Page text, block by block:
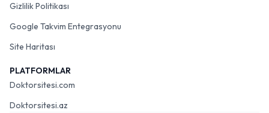
Gizlilik Politikası
Google Takvim Entegrasyonu
Site Haritası
PLATFORMLAR
Doktorsitesi.com
Doktorsitesi.az